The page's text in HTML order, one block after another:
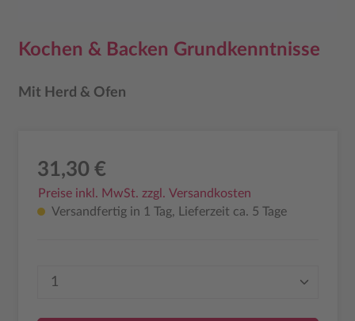
Kochen & Backen Grundkenntnisse
Mit Herd & Ofen
31,30 €
Preise inkl. MwSt. zzgl. Versandkosten
Versandfertig in 1 Tag, Lieferzeit ca. 5 Tage
Produkt Anzahl: Gib den gewünschten